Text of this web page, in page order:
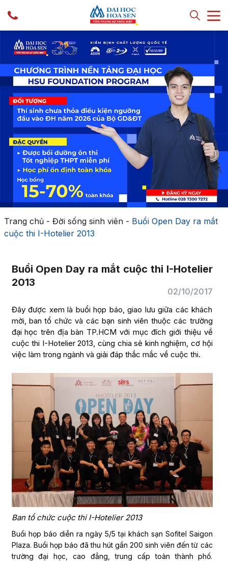
Trang chủ- Đời sống sinh viên- Buổi Open Day ra mắt
cuộc thi I-Hotelier 2013
Buổi Open Day ra mắt cuộc thi I-Hotelier
2013
02/10/2017
Đây được xem là buổi họp báo, giao lưu giữa các khách
mời, ban tổ chức và các bạn sinh viên thuộc các trường
đại học trên địa bàn TP.HCM với mục đích giới thiệu về
cuộc thi I-Hotelier 2013, cùng chia sẻ kinh nghiệm, cơ hội
việc làm trong ngành và giải đáp thắc mắc về cuộc thi.
Ban tổ chức cuộc thi I-Hotelier 2013
Buổi họp báo diễn ra ngày 5/5 tại khách sạn Sofitel Saigon
Plaza. Buổi họp báo đã thu hút gần 200 sinh viên đến từ các
trường đại học, cao đẳng, trung cấp toàn thành phố.